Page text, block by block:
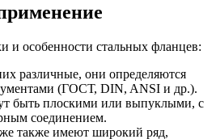
и особенности стальных фланцев:
различные, они определяются
(ГОСТ, DIN, ANSI и др.).
быть плоскими или выпуклыми, с
соединением.
также имеют широкий ряд,